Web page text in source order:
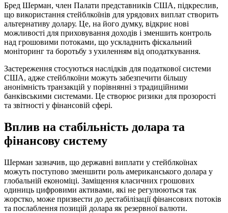
Бред Шерман, член Палати представників США, підкреслив,
що використання стейблкоїнів для урядових виплат створить
альтернативу долару. Це, на його думку, відкриє нові
можливості для приховування доходів і зменшить контроль
над грошовими потоками, що ускладнить фіскальний
моніторинг та боротьбу з ухиленням від оподаткування.
Застереження стосуються наслідків для податкової системи
США, адже стейблкоїни можуть забезпечити більшу
анонімність транзакцій у порівнянні з традиційними
банківськими системами. Це створює ризики для прозорості
та звітності у фінансовій сфері.
Вплив на стабільність долара та
фінансову систему
Шерман зазначив, що державні виплати у стейблкоїнах
можуть поступово зменшити роль американського долара у
глобальній економіці. Заміщення класичних грошових
одиниць цифровими активами, які не регулюються так
жорстко, може призвести до дестабілізації фінансових потоків
та послаблення позицій долара як резервної валюти.